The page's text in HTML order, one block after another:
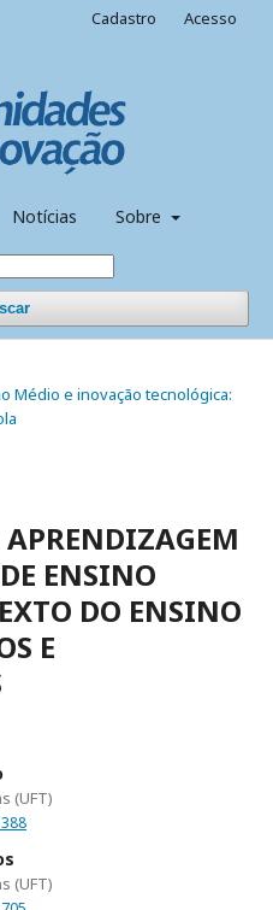
Notícias Sobre
Cadastro Acesso
Médio e inovação tecnológica:
ENSINO
DO ENSINO
E
(UFT)
(UFT)